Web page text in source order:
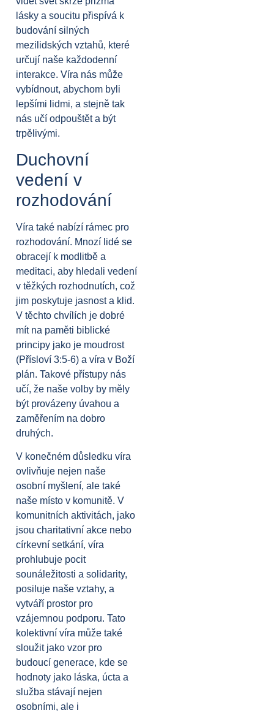
lásky a soucitu přispívá k
budování silných
mezilidských vztahů, které
určují naše každodenní
interakce. Víra nás může
vybídnout, abychom byli
lepšími lidmi, a stejně tak
nás učí odpouštět a být
trpělivými.
Duchovní
vedení v
rozhodování
Víra také nabízí rámec pro
rozhodování. Mnozí lidé se
obracejí k modlitbě a
meditaci, aby hledali vedení
v těžkých rozhodnutích, což
jim poskytuje jasnost a klid.
V těchto chvílích je dobré
mít na paměti biblické
principy jako je moudrost
(Přísloví 3:5-6) a víra v Boží
plán. Takové přístupy nás
učí, že naše volby by měly
být provázeny úvahou a
zaměřením na dobro
druhých.
V konečném důsledku víra
ovlivňuje nejen naše
osobní myšlení, ale také
naše místo v komunitě. V
komunitních aktivitách, jako
jsou charitativní akce nebo
církevní setkání, víra
prohlubuje pocit
sounáležitosti a solidarity,
posiluje naše vztahy, a
vytváří prostor pro
vzájemnou podporu. Tato
kolektivní víra může také
sloužit jako vzor pro
budoucí generace, kde se
hodnoty jako láska, úcta a
služba stávají nejen
osobními, ale i